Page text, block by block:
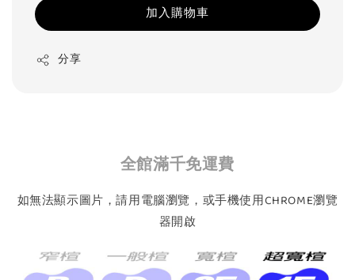
加入購物車
分享
全館滿千免運費
如無法顯示圖片，請用電腦瀏覽，或手機使用CHROME瀏覽
器開啟